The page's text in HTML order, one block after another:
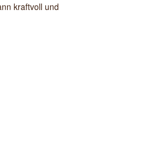
kraftvoll und